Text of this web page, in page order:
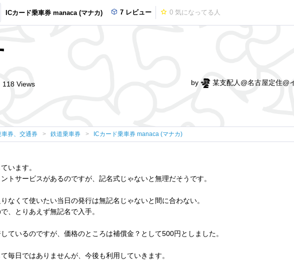
ICカード乗車券 manaca (マナカ) 7 レビュー 0 気になってる人
118 Views by 某支配人@名古屋定住@
車券、交通券 鉄道乗車券 ICカード乗車券 manaca (マナカ)
います。
ントサービスがあるのですが、記名式じゃないと無理だそうです。
なくて使いたい当日の発行は無記名じゃないと間に合わない。
、とりあえず無記名で入手。
ているのですが、価格のところは補償金？として500円としました。
毎日ではありませんが、今後も利用していきます。